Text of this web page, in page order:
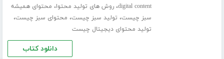
digital content،روش های تولید محتوا، محتوای همیشه
سبز چیست، تولید سبز چیست، محتوای سبز چیست،
تولید محتوای دیجیتال چیست
دانلود کتاب